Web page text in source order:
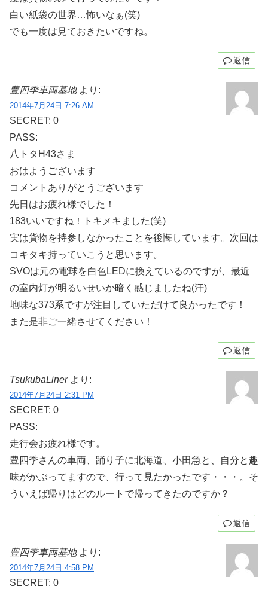
白い紙袋の世界…怖いなぁ(笑)
でも一度は見ておきたいですね。
返信
豊四季車両基地 より:
2014年7月24日 7:26 AM
SECRET: 0
PASS:
八トタH43さま
おはようございます
コメントありがとうございます
先日はお疲れ様でした！
183いいですね！トキメキました(笑)
実は貨物を持参しなかったことを後悔しています。次回は
コキタキ持っていこうと思います。
SVOは元の電球を白色LEDに換えているのですが、最近
の室内灯が明るいせいか暗く感じましたね(汗)
地味な373系ですが注目していただけて良かったです！
また是非ご一緒させてください！
返信
TsukubaLiner より:
2014年7月24日 2:31 PM
SECRET: 0
PASS:
走行会お疲れ様です。
豊四季さんの車両、踊り子に北海道、小田急と、自分と趣
味がかぶってますので、行って見たかったです・・・。そ
ういえば帰りはどのルートで帰ってきたのですか？
返信
豊四季車両基地 より:
2014年7月24日 4:58 PM
SECRET: 0